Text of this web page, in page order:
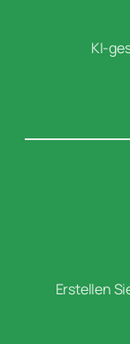
KI-
Erstellen